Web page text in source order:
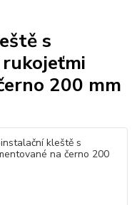
s
200 mm